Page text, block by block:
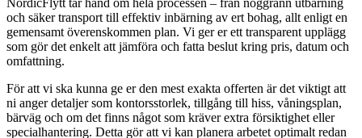
NordicFlytt tar hand om hela processen – från noggrann utbärning
och säker transport till effektiv inbärning av ert bohag, allt enligt en
gemensamt överenskommen plan. Vi ger er ett transparent upplägg
som gör det enkelt att jämföra och fatta beslut kring pris, datum och
omfattning.
För att vi ska kunna ge er den mest exakta offerten är det viktigt att
ni anger detaljer som kontorsstorlek, tillgång till hiss, våningsplan,
bärväg och om det finns något som kräver extra försiktighet eller
specialhantering. Detta gör att vi kan planera arbetet optimalt redan